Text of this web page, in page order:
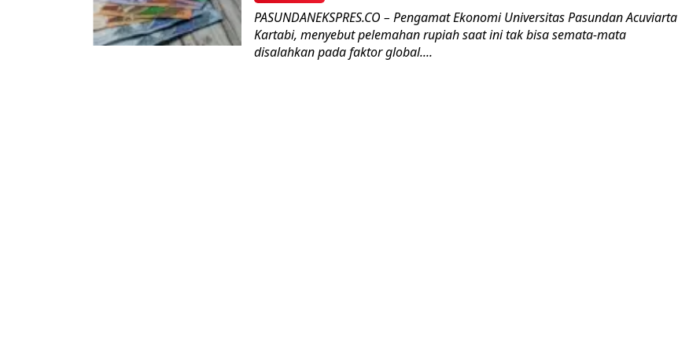
PASUNDANEKSPRES.CO – Pengamat Ekonomi Universitas Pasundan Acuviarta
Kartabi, menyebut pelemahan rupiah saat ini tak bisa semata-mata
disalahkan pada faktor global....